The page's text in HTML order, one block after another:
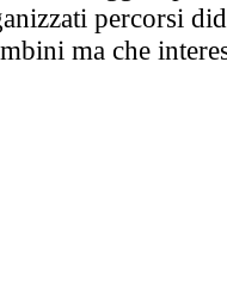
percorsi
ma che